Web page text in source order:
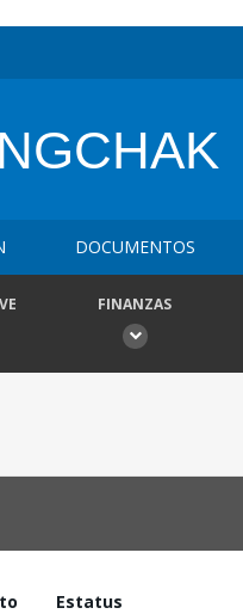
DOCUMENTOS
FINANZAS
Estatus